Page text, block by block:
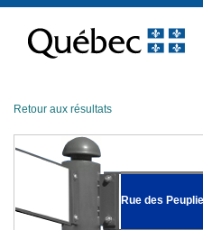
contenu
Retour aux résultats
Rue des